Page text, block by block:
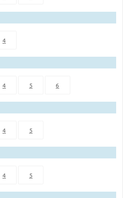
4
4 5 6
4 5
4 5